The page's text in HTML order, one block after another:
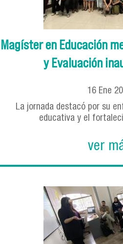
Magíster en Educación
y Evaluación
16 Ene
La jornada destacó por su
educativa y el
ver